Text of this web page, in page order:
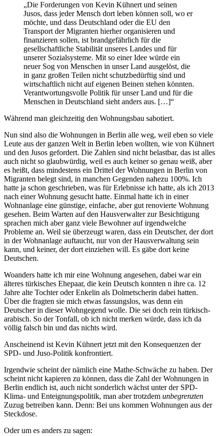
„Die Forderungen von Kevin Kühnert und seinen
Jusos, dass jeder Mensch dort leben können soll, wo er
möchte, und dass Deutschland oder die EU den
Transport der Migranten hierher organisieren und
finanzieren sollen, ist brandgefährlich für die
gesellschaftliche Stabilität unseres Landes und für
unserer Sozialsysteme. Mit so einer Idee würde ein
neuer Sog von Menschen in unser Land ausgelöst, die
in ganz großen Teilen nicht schutzbedürftig sind und
wirtschaftlich nicht auf eigenen Beinen stehen könnten.
Verantwortungsvolle Politik für unser Land und für die
Menschen in Deutschland sieht anders aus. […]“
Während man gleichzeitig den Wohnungsbau sabotiert.
Nun sind also die Wohnungen in Berlin alle weg, weil eben so viele
Leute aus der ganzen Welt in Berlin leben wollten, wie von Kühnert
und den Jusos gefordert. Die Zahlen sind nicht belastbar, das ist alles
auch nicht so glaubwürdig, weil es auch keiner so genau weiß, aber
es heißt, dass mindestens ein Drittel der Wohnungen in Berlin von
Migranten belegt sind, in manchen Gegenden nahezu 100%. Ich
hatte ja schon geschrieben, was für Erlebnisse ich hatte, als ich 2013
nach einer Wohnung gesucht hatte. Einmal hatte ich in einer
Wohnanlage eine günstige, einfache, aber gut renovierte Wohnung
gesehen. Beim Warten auf den Hausverwalter zur Besichtigung
sprachen mich aber ganz viele Bewohner auf irgendwelche
Probleme an. Weil sie überzeugt waren, dass ein Deutscher, der dort
in der Wohnanlage auftaucht, nur von der Hausverwaltung sein
kann, und keiner, der dort einziehen will. Es gäbe dort keine
Deutschen.
Woanders hatte ich mir eine Wohnung angesehen, dabei war ein
älteres türkisches Ehepaar, die kein Deutsch konnten n ihre ca. 12
Jahre alte Tochter oder Enkelin als Dolmetscherin dabei hatten.
Über die fragten sie mich etwas fassungslos, was denn ein
Deutscher in dieser Wohngegend wolle. Die sei doch rein türkisch-
arabisch. So der Tonfall, ob ich nicht merken würde, dass ich da
völlig falsch bin und das nichts wird.
Anscheinend ist Kevin Kühnert jetzt mit den Konsequenzen der
SPD- und Juso-Politik konfrontiert.
Irgendwie scheint der nämlich eine Mathe-Schwäche zu haben. Der
scheint nicht kapieren zu können, dass die Zahl der Wohnungen in
Berlin endlich ist, auch nicht sonderlich wächst unter der SPD-
Klima- und Enteignungspolitik, man aber trotzdem unbegrenzten
Zuzug betreiben kann. Denn: Bei uns kommen Wohnungen aus der
Steckdose.
Oder um es anders zu sagen: